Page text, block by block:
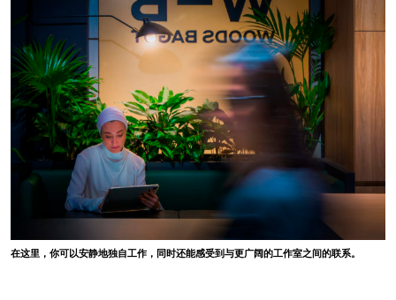
在这里，你可以安静地独自工作，同时还能感受到与更广阔的工作室之间的联系。